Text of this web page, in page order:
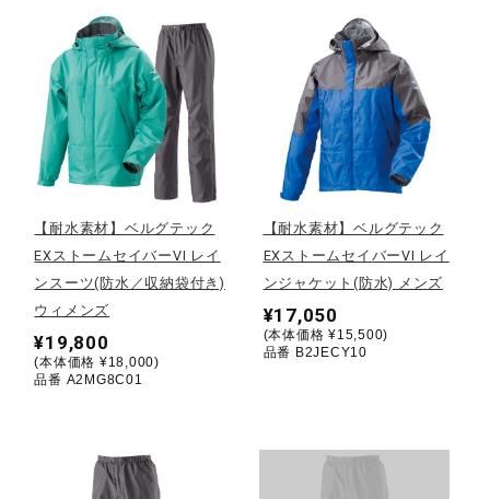
インナー
寝具／ミズノスリープ
アウトドア／レイン
サポーター
ジュニア／キッズ
【耐水素材】ベルグテック
EXストームセイバーVI レイ
ンスーツ(防水／収納袋付き)
ウィメンズ
¥19,800
(本体価格 ¥18,000)
品番 A2MG8C01
【耐水素材】ベルグテック
EXストームセイバーVI レイ
ンジャケット(防水) メンズ
¥17,050
(本体価格 ¥15,500)
品番 B2JECY10